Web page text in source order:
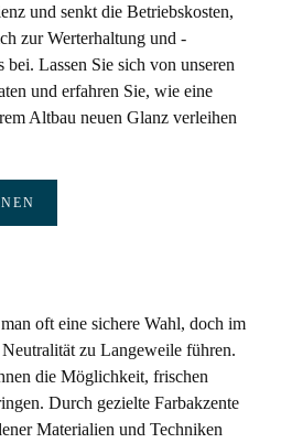
und senkt die Betriebskosten,
zur Werterhaltung und -
bei. Lassen Sie sich von unseren
und erfahren Sie, wie eine
Altbau neuen Glanz verleihen
oft eine sichere Wahl, doch im
zu Langeweile führen.
die Möglichkeit, frischen
Durch gezielte Farbakzente
Materialien und Techniken